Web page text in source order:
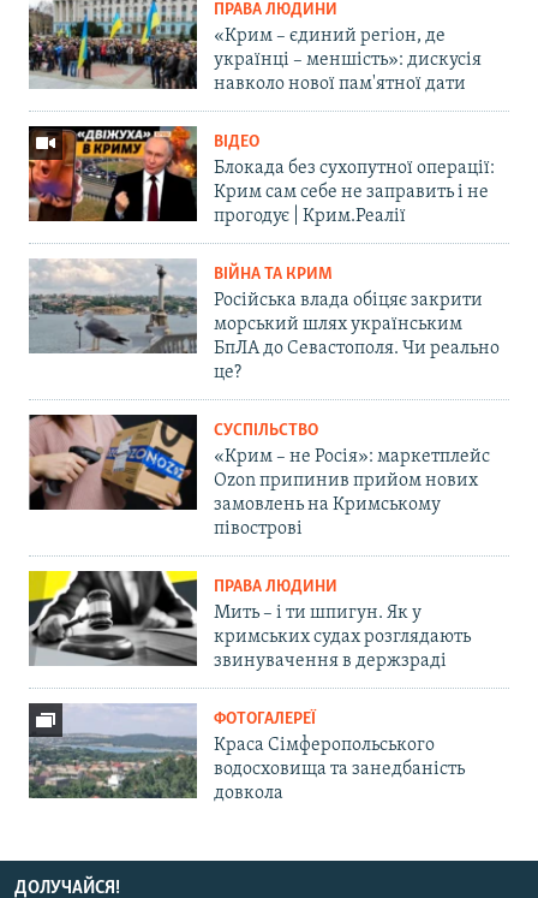
ПРАВА ЛЮДИНИ
«Крим – єдиний регіон, де
українці – меншість»: дискусія
навколо нової пам'ятної дати
ВІДЕО
Блокада без сухопутної операції:
Крим сам себе не заправить і не
прогодує | Крим.Реалії
ВІЙНА ТА КРИМ
Російська влада обіцяє закрити
морський шлях українським
БпЛА до Севастополя. Чи реально
це?
СУСПІЛЬСТВО
«Крим – не Росія»: маркетплейс
Ozon припинив прийом нових
замовлень на Кримському
півострові
ПРАВА ЛЮДИНИ
Мить – і ти шпигун. Як у
кримських судах розглядають
звинувачення в держзраді
ФОТОГАЛЕРЕЇ
Краса Сімферопольського
водосховища та занедбаність
довкола
ДОЛУЧАЙСЯ!